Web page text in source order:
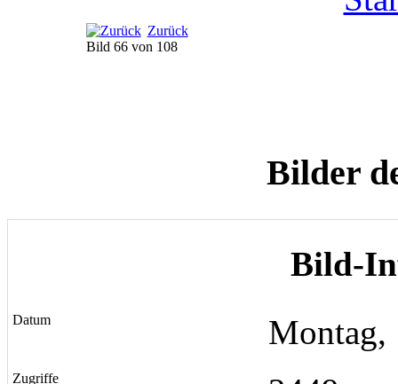
Zurück
Bild 66 von 108
Bilder
Bild-
Datum Montag,
Zugriffe